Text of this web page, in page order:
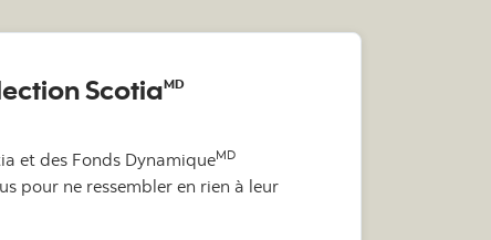
ScotiaMD
et des Fonds DynamiqueMD
pour ne ressembler en rien à leur